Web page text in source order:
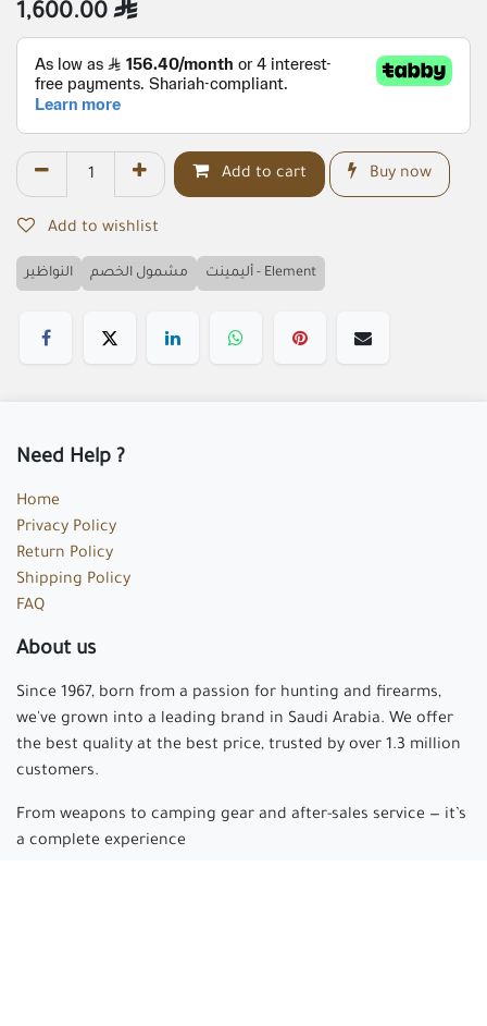
1,600.00 
Add to cart Buy now
Add to wishlist
النواظير مشمول الخصم أليمينت - Element
Need Help ?
Home
Privacy Policy
Return Policy
Shipping Policy
FAQ
About us
Since 1967, born from a passion for hunting and firearms,
we've grown into a leading brand in Saudi Arabia. We offer
the best quality at the best price, trusted by over 1.3 million
customers.
From weapons to camping gear and after-sales service — it’s
a complete experience